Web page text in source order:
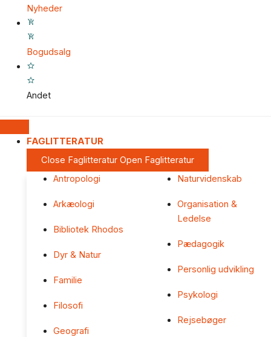
Nyheder
Bogudsalg
Andet
FAGLITTERATUR
Close Faglitteratur Open Faglitteratur
Antropologi
Arkæologi
Bibliotek Rhodos
Dyr & Natur
Familie
Filosofi
Geografi
Naturvidenskab
Organisation &
Ledelse
Pædagogik
Personlig udvikling
Psykologi
Rejsebøger